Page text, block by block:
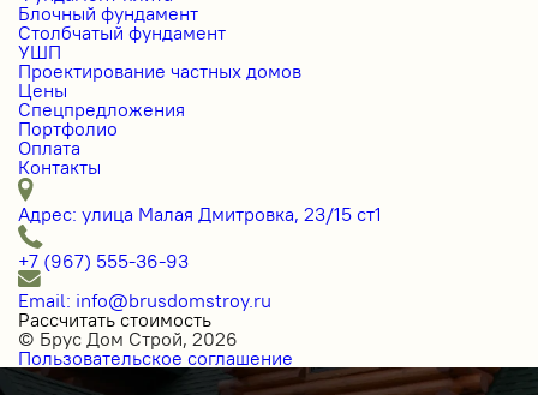
Блочный фундамент
Столбчатый фундамент
УШП
Проектирование частных домов
Цены
Спецпредложения
Портфолио
Оплата
Контакты
Адрес: улица Малая Дмитровка, 23/15 ст1
+7 (967) 555-36-93
Email: info@brusdomstroy.ru
Рассчитать стоимость
© Брус Дом Строй, 2026
Пользовательское соглашение